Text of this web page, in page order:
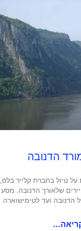
הדנובה
טיול בחברת קלייר בלס,
שלאורך הדנובה. מסע
הדנובה ועד לטימישוארה